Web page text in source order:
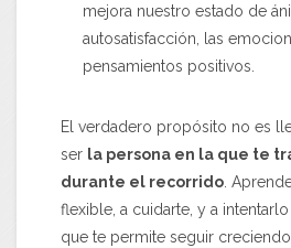
mejora nuestro estado de
autosatisfacción, las
pensamientos positivos.
El verdadero propósito no es
ser la persona en la que te
durante el recorrido .
flexible, a cuidarte, y a
que te permite seguir creciendo.